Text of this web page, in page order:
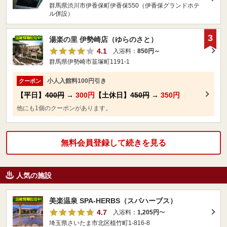
群馬県渋川市伊香保町伊香保550（伊香保グランドホテ
ル併設）
湯楽の里 伊勢崎店（ゆらのさと）
4.1
入浴料： 850円～
群馬県伊勢崎市韮塚町1191-1
クーポン 小人入館料100円引き
【平日】 400円 → 300円 【土休日】 450円 → 350円
他にも1個のクーポンがあります。
3
無料会員登録して続きを見る
人気の施設
美楽温泉 SPA-HERBS（スパハーブス）
4.7
入浴料： 1,205円〜
埼玉県さいたま市北区植竹町1-816-8